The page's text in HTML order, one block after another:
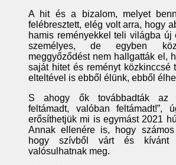
A hit és a bizalom, melyet
felébresztett, elég volt arra, hogy
hamis reményekkel teli világba új
személyes, de egyben
meggyőződést nem hallgatták el,
saját hitet és reményt közkinccsé
elteltével is ebből élünk, ebből
S ahogy ők továbbadták az
feltámadt, valóban feltámadt!”,
erősíthetjük mi is egymást 2021
Annak ellenére is, hogy
hogy szívből várt és kívánt
valósulhatnak meg.